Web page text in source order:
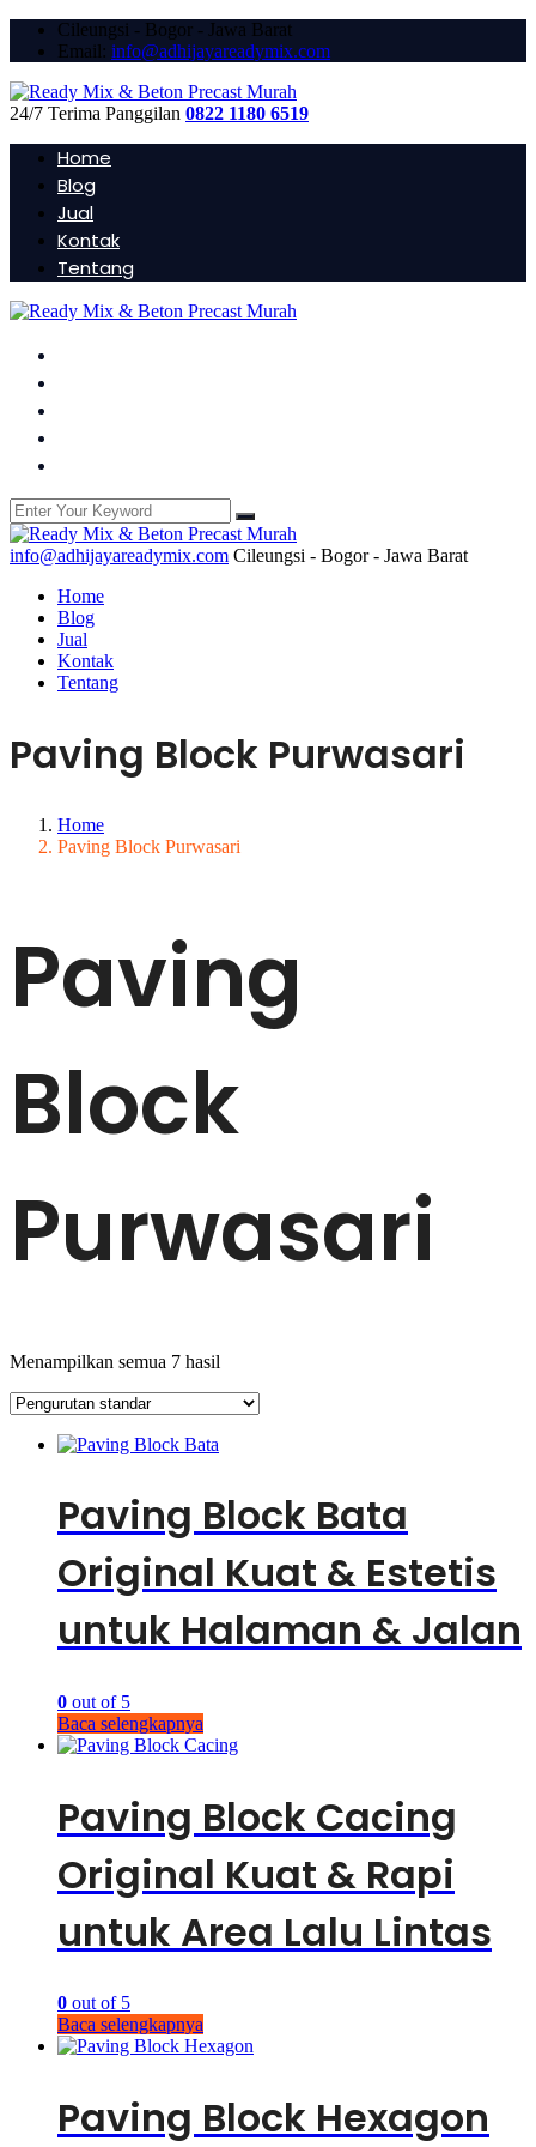
Cileungsi - Bogor - Jawa Barat
Email: info@adhijayareadymix.com
24/7 Terima Panggilan 0822 1180 6519
Home
Blog
Jual
Kontak
Tentang
info@adhijayareadymix.com Cileungsi - Bogor - Jawa Barat
Home
Blog
Jual
Kontak
Tentang
Paving Block Purwasari
Home
Paving Block Purwasari
Paving
Block
Purwasari
Menampilkan semua 7 hasil
Paving Block Bata
Original Kuat & Estetis
untuk Halaman & Jalan
0 out of 5
Baca selengkapnya
Paving Block Cacing
Original Kuat & Rapi
untuk Area Lalu Lintas
0 out of 5
Baca selengkapnya
Paving Block Hexagon